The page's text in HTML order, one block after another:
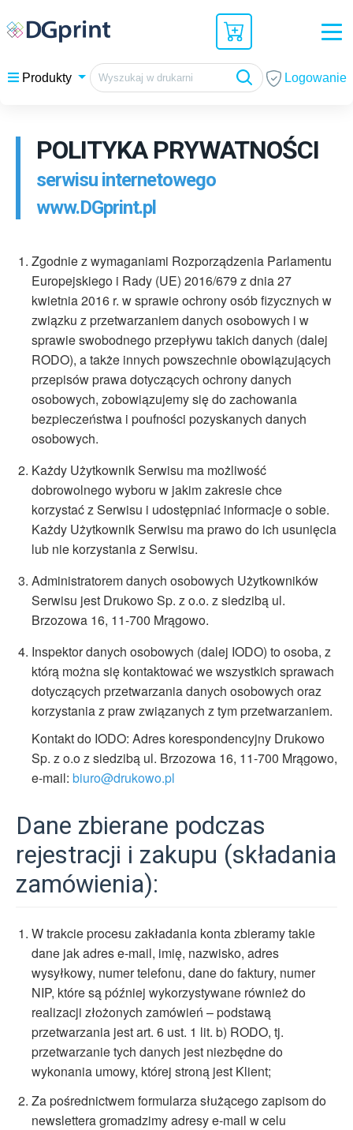
Produkty Logowanie
POLITYKA PRYWATNOŚCI
serwisu internetowego
www.DGprint.pl
Zgodnie z wymaganiami Rozporządzenia Parlamentu
Europejskiego i Rady (UE) 2016/679 z dnia 27
kwietnia 2016 r. w sprawie ochrony osób fizycznych w
związku z przetwarzaniem danych osobowych i w
sprawie swobodnego przepływu takich danych (dalej
RODO), a także innych powszechnie obowiązujących
przepisów prawa dotyczących ochrony danych
osobowych, zobowiązujemy się do zachowania
bezpieczeństwa i poufności pozyskanych danych
osobowych.
Każdy Użytkownik Serwisu ma możliwość
dobrowolnego wyboru w jakim zakresie chce
korzystać z Serwisu i udostępniać informacje o sobie.
Każdy Użytkownik Serwisu ma prawo do ich usunięcia
lub nie korzystania z Serwisu.
Administratorem danych osobowych Użytkowników
Serwisu jest Drukowo Sp. z o.o. z siedzibą ul.
Brzozowa 16, 11-700 Mrągowo.
Inspektor danych osobowych (dalej IODO) to osoba, z
którą można się kontaktować we wszystkich sprawach
dotyczących przetwarzania danych osobowych oraz
korzystania z praw związanych z tym przetwarzaniem.
Kontakt do IODO: Adres korespondencyjny Drukowo
Sp. z o.o z siedzibą ul. Brzozowa 16, 11-700 Mrągowo,
e-mail: biuro@drukowo.pl
Dane zbierane podczas
rejestracji i zakupu (składania
zamówienia):
W trakcie procesu zakładania konta zbieramy takie
dane jak adres e-mail, imię, nazwisko, adres
wysyłkowy, numer telefonu, dane do faktury, numer
NIP, które są później wykorzystywane również do
realizacji złożonych zamówień – podstawą
przetwarzania jest art. 6 ust. 1 lit. b) RODO, tj.
przetwarzanie tych danych jest niezbędne do
wykonania umowy, której stroną jest Klient;
Za pośrednictwem formularza służącego zapisom do
newslettera gromadzimy adresy e-mail w celu